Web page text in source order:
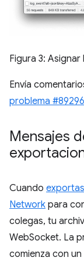
Figura 3:
Envía
problema
Mensajes
Cuando
Network para
colegas, tu
WebSocket. La
comienza con